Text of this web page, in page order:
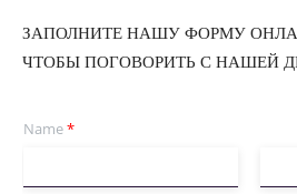
ЗАПОЛНИТЕ НАШУ ФОРМУ
ЧТОБЫ ПОГОВОРИТЬ С НАШЕЙ
Name*